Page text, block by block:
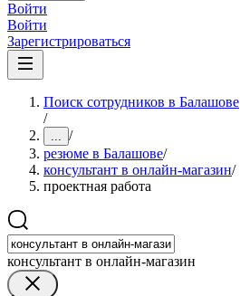
Войти
Войти
Зарегистрироваться
Поиск сотрудников в Балашове
/
... /
резюме в Балашове/
консультант в онлайн-магазин/
проектная работа
консультант в онлайн-магазин